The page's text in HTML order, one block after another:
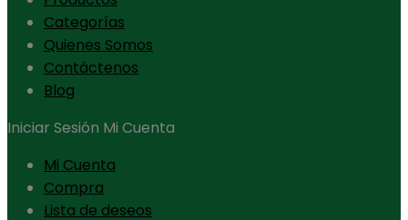
Categorías
Quienes Somos
Contáctenos
Blog
Iniciar Sesión Mi Cuenta
Mi Cuenta
Compra
Lista de deseos